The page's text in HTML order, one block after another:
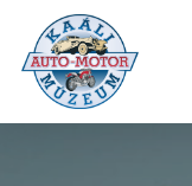
main
content